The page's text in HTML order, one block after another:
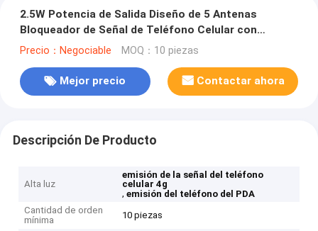
2.5W Potencia de Salida Diseño de 5 Antenas
Bloqueador de Señal de Teléfono Celular con
Sistema de Refrigeración por Ventilador para
Precio：Negociable MOQ：10 piezas
Mejor precio Contactar ahora
Descripción De Producto
Alta luz
emisión de la señal del teléfono
celular 4g
,emisión del teléfono del PDA
Cantidad de orden
mínima
10 piezas